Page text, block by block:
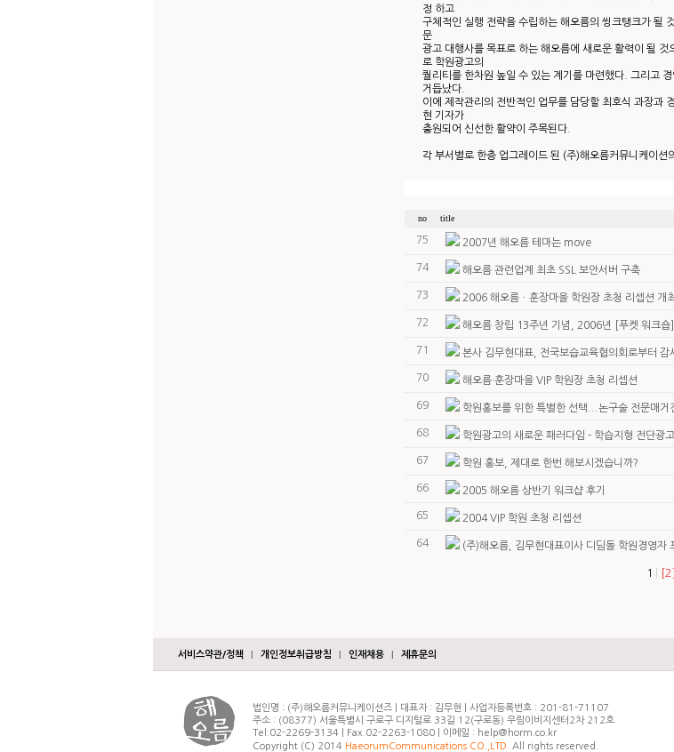
정 하고
구체적인 실행 전략을 수립하는 해오름의 씽크탱크가 될
문
광고 대행사를 목표로 하는 해오름에 새로운 활력이 될
로 학원광고의
퀄리티를 한차원 높일 수 있는 계기를 마련했다. 그리고
거듭났다.
이에 제작관리의 전반적인 업무를 담당할 최호식 과장과
현 기자가
충원되어 신선한 활약이 주목된다.
각 부서별로 한층 업그레이드 된 (주)해오름커뮤니케이션
no title
75 2007년 해오름 테마는 move
74 해오름 관련업계 최초 SSL 보안서버 구축
73 2006 해오름ㆍ훈장마을 학원장 초청 리셉션 개최
72 해오름 창립 13주년 기념, 2006년 [푸켓 워크숍]
71 본사 김무현대표, 전국보습교육협의회로부터 감
70 해오름·훈장마을 VIP 학원장 초청 리셉션
69 학원홍보를 위한 특별한 선택...논구술 전문매거
68 학원광고의 새로운 패러다임 - 학습지형 전단광고
67 학원 홍보, 제대로 한번 해보시겠습니까?
66 2005 해오름 상반기 워크샵 후기
65 2004 VIP 학원 초청 리셉션
64 (주)해오름, 김무현대표이사 디딤돌 학원경영자
1 [2]
서비스약관/정책 개인정보취급방침 인재채용 제휴문의
법인명 : (주)해오름커뮤니케이션즈 | 대표자 : 김무현 | 사업자등록번호 : 201-81-71107
주소 : (08377) 서울특별시 구로구 디지털로 33길 12(구로동) 우림이비지센터2차 212호
Tel.02-2269-3134 | Fax.02-2263-1080 | 이메일 : help@horm.co.kr
Copyright (C) 2014 HaeorumCommunications CO.,LTD. All rights reserved.